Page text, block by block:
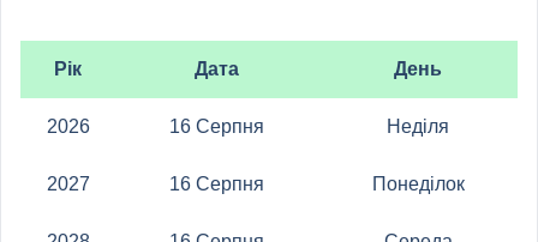
Рік Дата День
2026 16 Серпня Неділя
2027 16 Серпня Понеділок